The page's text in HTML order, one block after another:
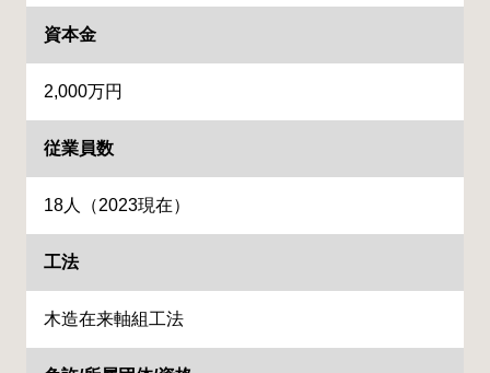
資本金
2,000万円
従業員数
18人（2023現在）
工法
木造在来軸組工法